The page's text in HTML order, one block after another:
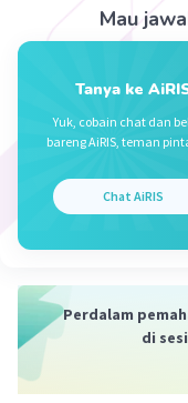
Mau
Tanya ke
Yuk, cobain chat dan
bareng AiRIS, teman
Chat AiRIS
Perdalam
di